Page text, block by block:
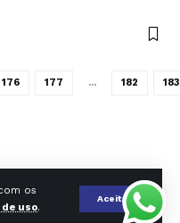
os
uso.
Aceitar
176 177 … 182 183
NOTICIAS LTDA - CNPJ
263 - 3* andar - Bela
- Jornal O Dia SP